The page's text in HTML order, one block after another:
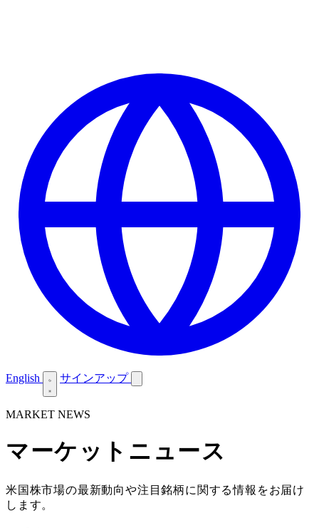
English サインアップ
MARKET NEWS
マーケットニュース
米国株市場の最新動向や注目銘柄に関する情報をお届け
します。